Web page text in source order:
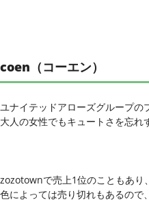
coen（コーエン）
ユナイテッドアローズグループ
大人の女性でもキュートさを忘
zozotownで売上1位のこともあり
色によっては売り切れもあるの